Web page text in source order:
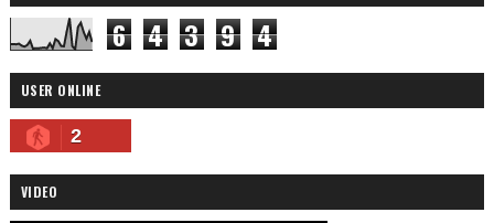
6 4 3 9 4
USER ONLINE
2
VIDEO